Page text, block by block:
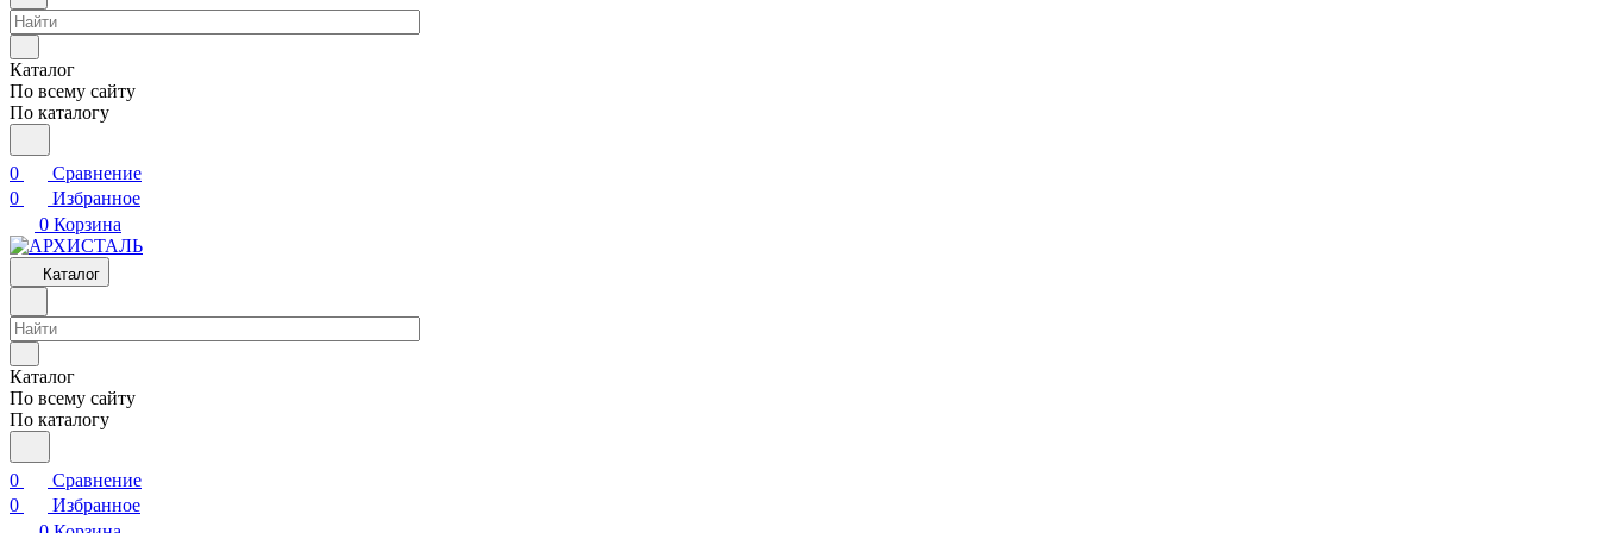
Каталог
По всему сайту
По каталогу
0
Сравнение
0
Избранное
0 Корзина
Каталог
Каталог
По всему сайту
По каталогу
0
Сравнение
0
Избранное